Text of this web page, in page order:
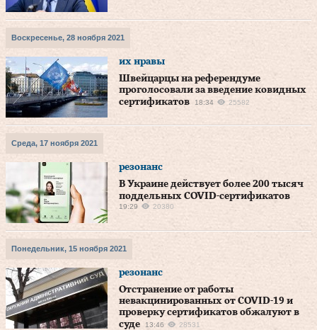
Воскресенье, 28 ноября 2021
их нравы
Швейцарцы на референдуме
проголосовали за введение ковидных
сертификатов
18:34 25582
Среда, 17 ноября 2021
резонанс
В Украине действует более 200 тысяч
поддельных COVID-сертификатов
19:29 20380
Понедельник, 15 ноября 2021
резонанс
Отстранение от работы
невакцинированных от COVID-19 и
проверку сертификатов обжалуют в
суде
13:46 28531